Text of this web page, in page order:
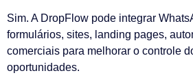
Sim. A DropFlow pode integrar
formulários, sites, landing pages,
comerciais para melhorar o controle
oportunidades.